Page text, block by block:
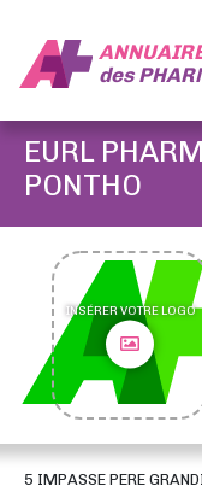
des
EURL
PONTHO
INSÉRER VOTRE LOGO
5 IMPASSE PERE